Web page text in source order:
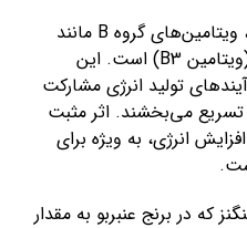
یکی از اجزای کلیدی برنج عنبربو، ویتامین‌های گروه B مانند
تیامین (ویتامین B1) و نیاسین (ویتامین B3) است. این
تولید انرژی مشارکت
می‌بخشند. اثر مثبت
انرژی، به ویژه برای
که در برنج عنبربو به مقدار